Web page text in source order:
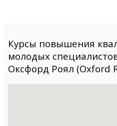
Курсы повышения
молодых
Оксфорд Роял (Oxford